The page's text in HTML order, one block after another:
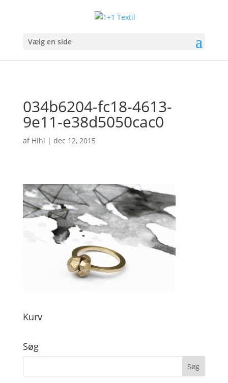
Vælg en side
034b6204-fc18-4613-
9e11-e38d5050cac0
af Hihi | dec 12, 2015
Kurv
Søg